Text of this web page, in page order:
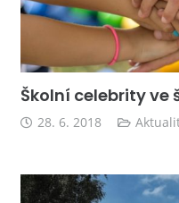
Školní celebrity ve
28. 6. 2018